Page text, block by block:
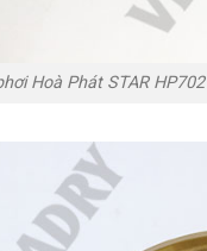
Hoà Phát STAR HP702